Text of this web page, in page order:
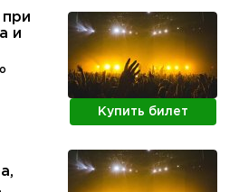
при
и
Купить билет